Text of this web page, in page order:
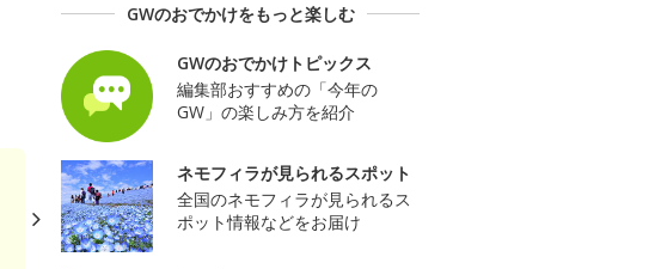
GWのおでかけをもっと楽しむ
GWのおでかけトピックス
編集部おすすめの「今年の
GW」の楽しみ方を紹介
ネモフィラが見られるスポット
全国のネモフィラが見られるス
ポット情報などをお届け